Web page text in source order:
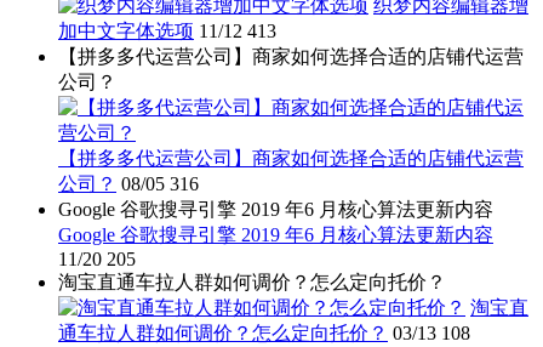
织梦内容编辑器增
加中文字体选项 11/12 413
【拼多多代运营公司】商家如何选择合适的店铺代运营
公司？
【拼多多代运营公司】商家如何选择合适的店铺代运营
公司？ 08/05 316
Google 谷歌搜寻引擎 2019 年6 月核心算法更新内容
Google 谷歌搜寻引擎 2019 年6 月核心算法更新内容
11/20 205
淘宝直通车拉人群如何调价？怎么定向托价？
淘宝直
通车拉人群如何调价？怎么定向托价？ 03/13 108